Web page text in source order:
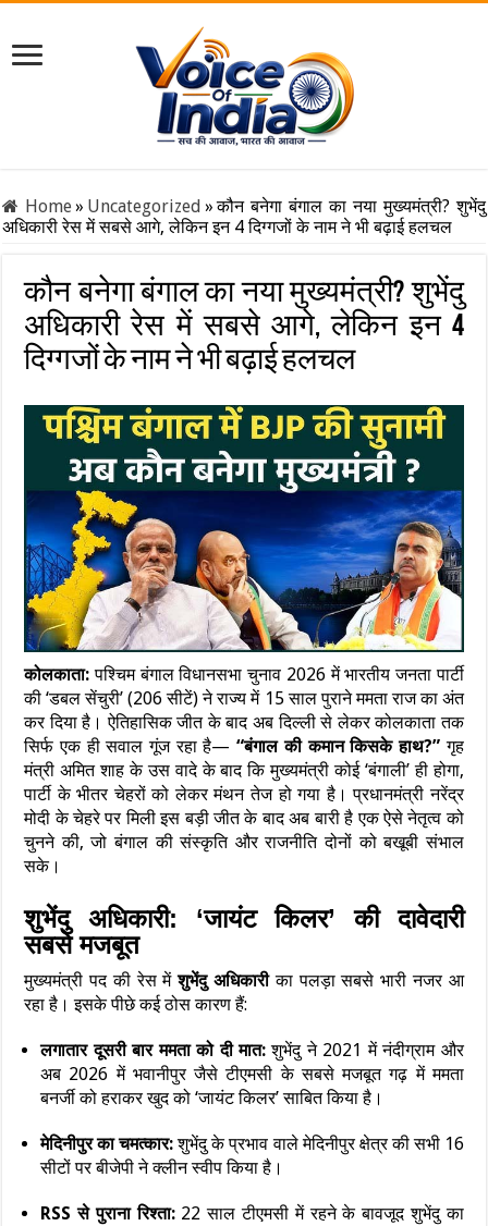
Home» Uncategorized » कौन बनेगा बंगाल का नया मुख्यमंत्री? शुभेंदु
अधिकारी रेस में सबसे आगे, लेकिन इन 4 दिग्गजों के नाम ने भी बढ़ाई हलचल
कौन बनेगा बंगाल का नया मुख्यमंत्री? शुभेंदु
अधिकारी रेस में सबसे आगे, लेकिन इन 4
दिग्गजों के नाम ने भी बढ़ाई हलचल
कोलकाता: पश्चिम बंगाल विधानसभा चुनाव 2026 में भारतीय जनता पार्टी
की ‘डबल सेंचुरी’ (206 सीटें) ने राज्य में 15 साल पुराने ममता राज का अंत
कर दिया है। ऐतिहासिक जीत के बाद अब दिल्ली से लेकर कोलकाता तक
सिर्फ एक ही सवाल गूंज रहा है—“बंगाल की कमान किसके हाथ?” गृह
मंत्री अमित शाह के उस वादे के बाद कि मुख्यमंत्री कोई ‘बंगाली’ ही होगा,
पार्टी के भीतर चेहरों को लेकर मंथन तेज हो गया है। प्रधानमंत्री नरेंद्र
मोदी के चेहरे पर मिली इस बड़ी जीत के बाद अब बारी है एक ऐसे नेतृत्व को
चुनने की, जो बंगाल की संस्कृति और राजनीति दोनों को बखूबी संभाल
सके।
शुभेंदु अधिकारी: ‘जायंट किलर’ की दावेदारी
सबसे मजबूत
मुख्यमंत्री पद की रेस मेंशुभेंदु अधिकारीका पलड़ा सबसे भारी नजर आ
रहा है। इसके पीछे कई ठोस कारण हैं:
लगातार दूसरी बार ममता को दी मात: शुभेंदु ने 2021 में नंदीग्राम और
अब 2026 में भवानीपुर जैसे टीएमसी के सबसे मजबूत गढ़ में ममता
बनर्जी को हराकर खुद को ‘जायंट किलर’ साबित किया है।
मेदिनीपुर का चमत्कार:शुभेंदु के प्रभाव वाले मेदिनीपुर क्षेत्र की सभी 16
सीटों पर बीजेपी ने क्लीन स्वीप किया है।
RSS से पुराना रिश्ता:22 साल टीएमसी में रहने के बावजूद शुभेंदु का